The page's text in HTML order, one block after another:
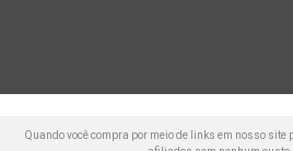
Quando você compra por meio de links em nosso